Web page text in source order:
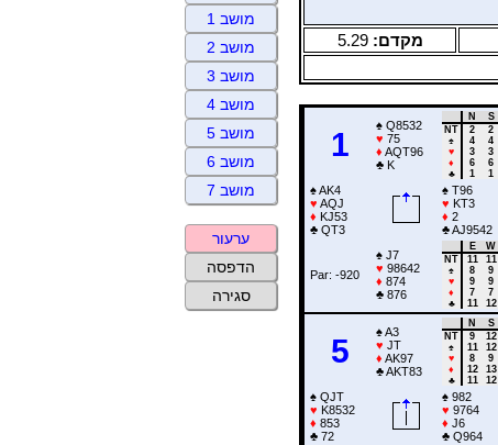
מקדם:5.29
1
♠ Q8532
♥ 75
♦ AQT96
♣ K
N
S
NT
2
2
♠
4
4
♥
3
3
♦
6
6
♣
1 1
♠AK4
♥ AQJ
♦ KJ53
♣ QT3
♠ T96
♥ KT3
♦ 2
♣AJ9542
Par: -920
♠ J7
♥ 98642
♦ 874
♣ 876
E
W
NT
11
11
♠
8
9
♥
9
9
♦
7
7
♣
11 12
5
♠A3
♥ JT
♦ AK97
♣AKT83
N
S
NT
9
12
♠
11
12
♥
8
9
♦
12
13
♣
11 12
♠ QJT
♥ K8532
♦ 853
♣ 72
♠ 982
♥ 9764
♦ J6
♣ Q964
מושב 1
מושב 2
מושב 3
מושב 4
מושב 5
מושב 6
מושב 7
ערעור
הדפסה
סגירה